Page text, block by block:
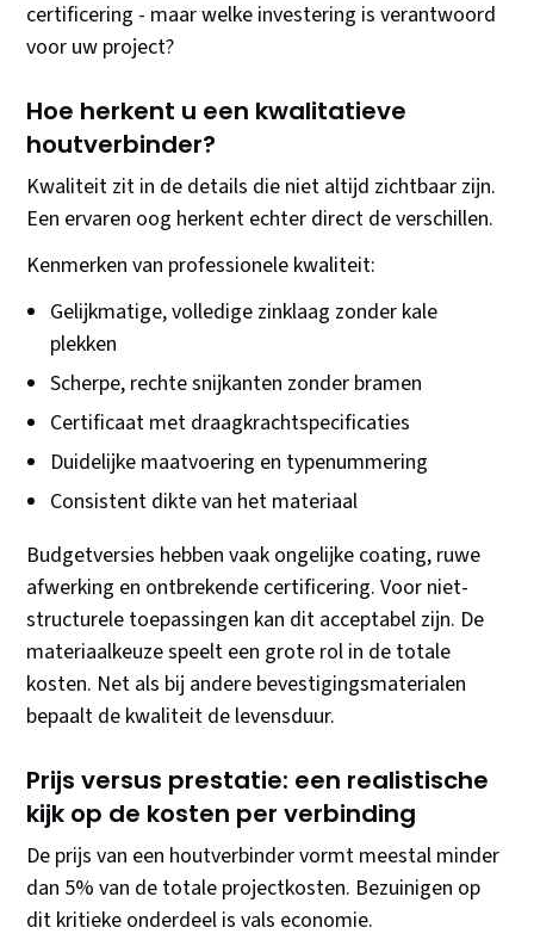
certificering - maar welke investering is verantwoord
voor uw project?
Hoe herkent u een kwalitatieve
houtverbinder?
Kwaliteit zit in de details die niet altijd zichtbaar zijn.
Een ervaren oog herkent echter direct de verschillen.
Kenmerken van professionele kwaliteit:
Gelijkmatige, volledige zinklaag zonder kale
plekken
Scherpe, rechte snijkanten zonder bramen
Certificaat met draagkrachtspecificaties
Duidelijke maatvoering en typenummering
Consistent dikte van het materiaal
Budgetversies hebben vaak ongelijke coating, ruwe
afwerking en ontbrekende certificering. Voor niet-
structurele toepassingen kan dit acceptabel zijn. De
materiaalkeuze speelt een grote rol in de totale
kosten. Net als bij andere bevestigingsmaterialen
bepaalt de kwaliteit de levensduur.
Prijs versus prestatie: een realistische
kijk op de kosten per verbinding
De prijs van een houtverbinder vormt meestal minder
dan 5% van de totale projectkosten. Bezuinigen op
dit kritieke onderdeel is vals economie.